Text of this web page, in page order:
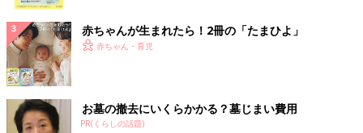
赤ちゃんが生まれたら！2冊の「たまひよ」
赤ちゃん・育児
お墓の撤去にいくらかかる？墓じまい費用
PR(くらしの話題)